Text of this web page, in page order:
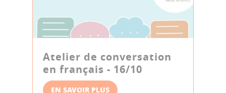
Atelier de conversation
en français - 16/10
EN SAVOIR PLUS